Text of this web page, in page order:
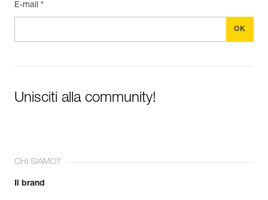
E-mail *
Unisciti alla community!
CHI SIAMO?
Il brand